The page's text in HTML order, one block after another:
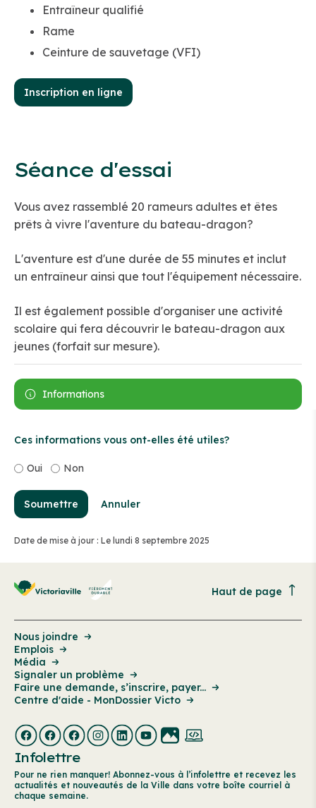
Entraîneur qualifié
Rame
Ceinture de sauvetage (VFI)
Inscription en ligne
Séance d'essai
Vous avez rassemblé 20 rameurs adultes et êtes
prêts à vivre l'aventure du bateau-dragon?
L'aventure est d'une durée de 55 minutes et inclut
un entraîneur ainsi que tout l'équipement nécessaire.
Il est également possible d'organiser une activité
scolaire qui fera découvrir le bateau-dragon aux
jeunes (forfait sur mesure).
Informations
Ces informations vous ont-elles été utiles?
Oui Non
Soumettre Annuler
Date de mise à jour : Le lundi 8 septembre 2025
Haut de page
Nous joindre
Emplois
Média
Signaler un problème
Faire une demande, s’inscrire, payer...
Centre d'aide - MonDossier Victo
Infolettre
Pour ne rien manquer! Abonnez-vous à l’infolettre et recevez les
actualités et nouveautés de la Ville dans votre boîte courriel à
chaque semaine.